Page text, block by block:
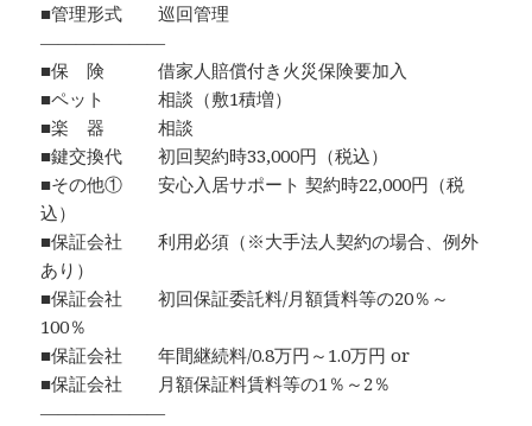
■管理形式 巡回管理
―――――――
■保 険 借家人賠償付き火災保険要加入
■ペット 相談（敷1積増）
■楽 器 相談
■鍵交換代 初回契約時33,000円（税込）
■その他① 安心入居サポート 契約時22,000円（税
込）
■保証会社 利用必須（※大手法人契約の場合、例外
あり）
■保証会社 初回保証委託料/月額賃料等の20％～
100％
■保証会社 年間継続料/0.8万円～1.0万円 or
■保証会社 月額保証料賃料等の1％～2％
―――――――